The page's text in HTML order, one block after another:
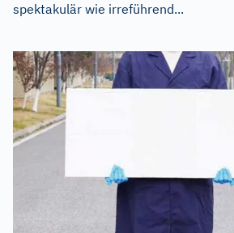
spektakulär wie irreführend...